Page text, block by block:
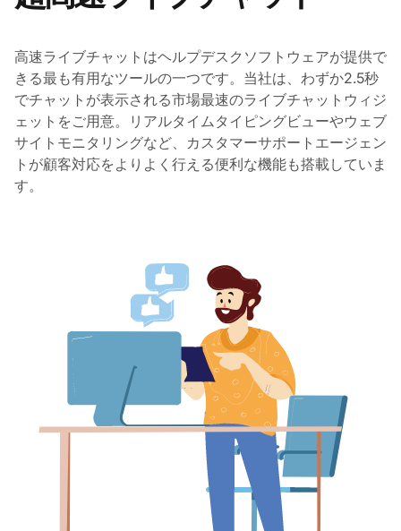
高速ライブチャットはヘルプデスクソフトウェアが提供で
きる最も有用なツールの一つです。当社は、わずか2.5秒
でチャットが表示される市場最速のライブチャットウィジ
ェットをご用意。リアルタイムタイピングビューやウェブ
サイトモニタリングなど、カスタマーサポートエージェン
トが顧客対応をよりよく行える便利な機能も搭載していま
す。